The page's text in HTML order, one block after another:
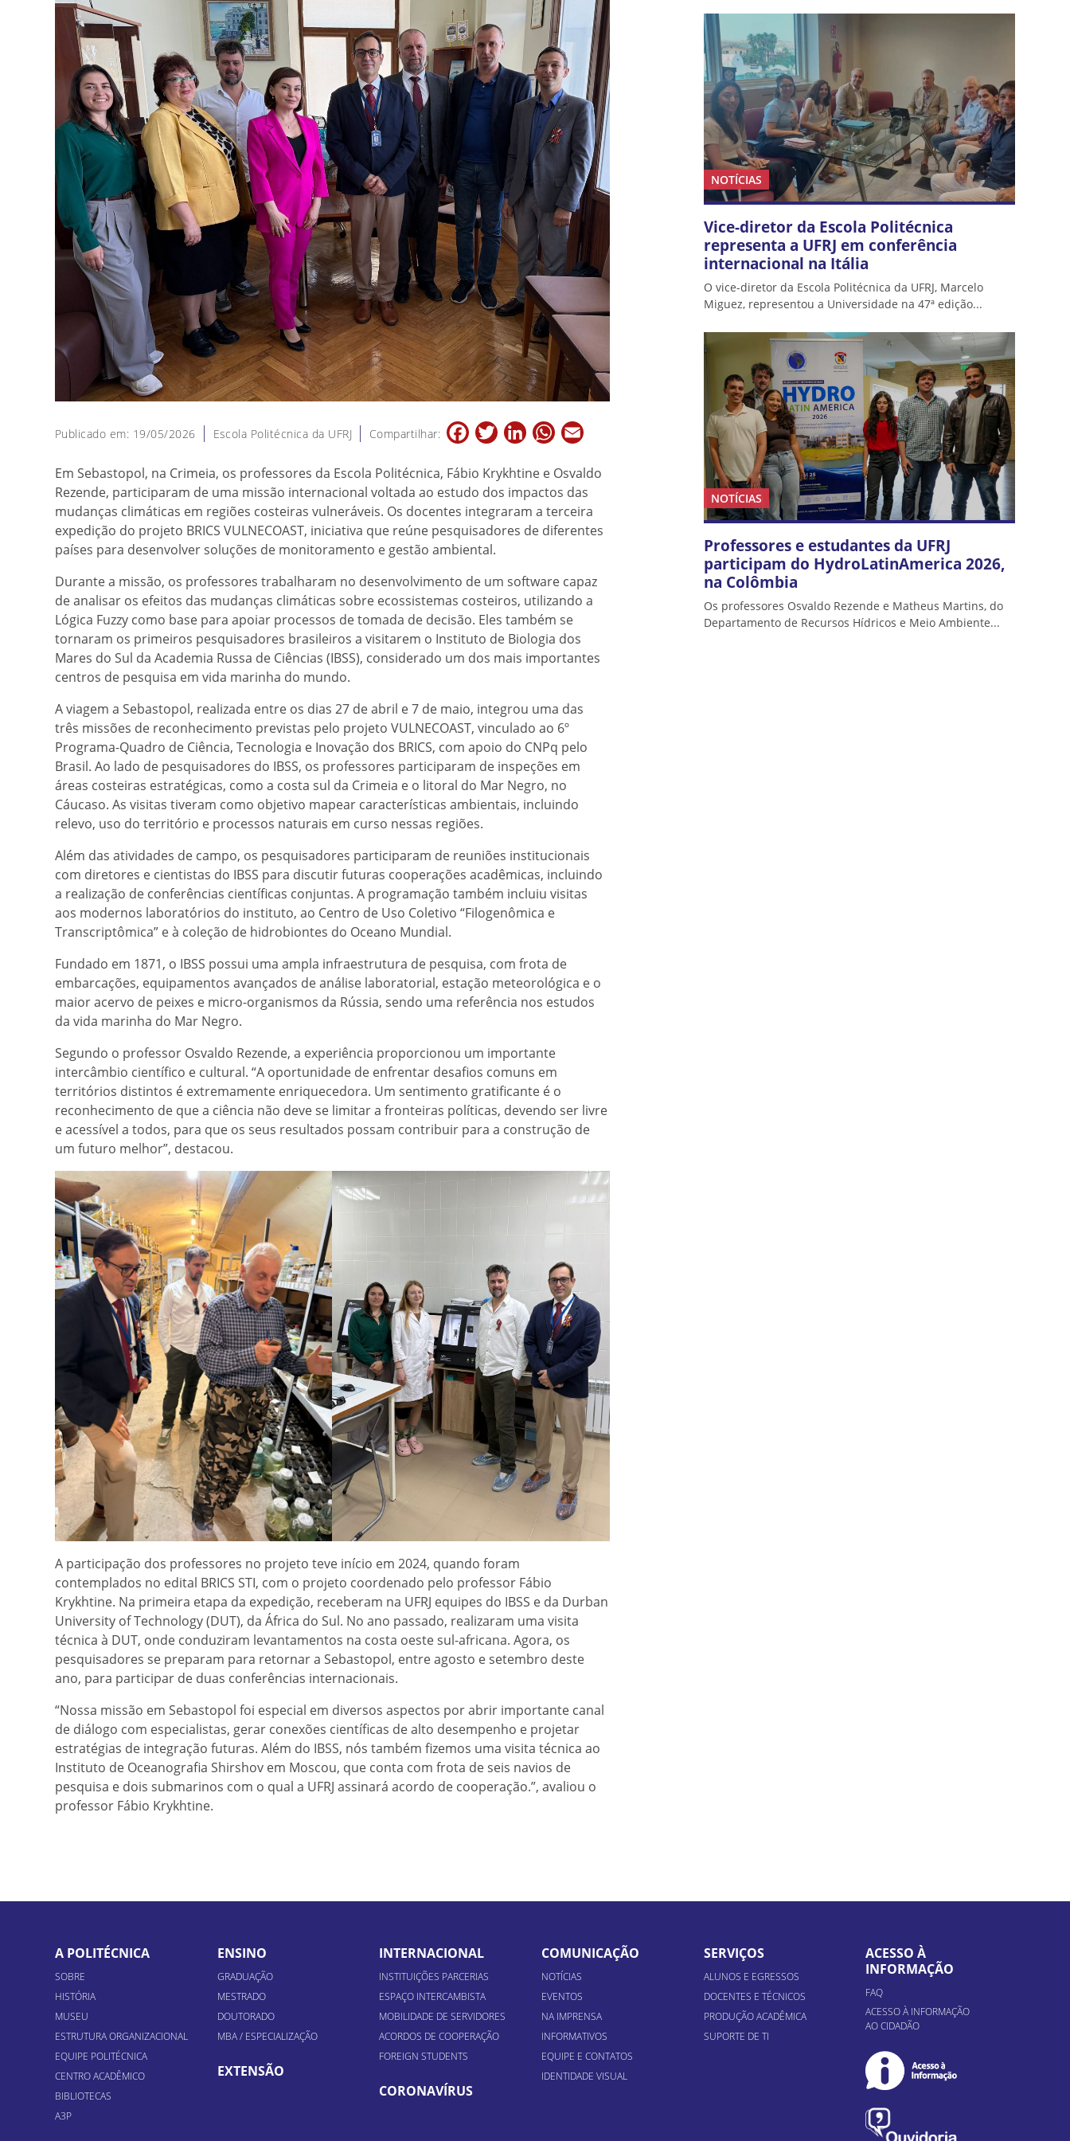
Publicado em: 19/05/2026 Escola Politécnica da UFRJ Compartilhar: FacebookTwitterLinkedInWhatsApp
Em Sebastopol, na Crimeia, os professores da Escola Politécnica, Fábio Krykhtine e Osvaldo
Rezende, participaram de uma missão internacional voltada ao estudo dos impactos das
mudanças climáticas em regiões costeiras vulneráveis. Os docentes integraram a terceira
expedição do projeto BRICS VULNECOAST, iniciativa que reúne pesquisadores de diferentes
países para desenvolver soluções de monitoramento e gestão ambiental.
Durante a missão, os professores trabalharam no desenvolvimento de um software capaz
de analisar os efeitos das mudanças climáticas sobre ecossistemas costeiros, utilizando a
Lógica Fuzzy como base para apoiar processos de tomada de decisão. Eles também se
tornaram os primeiros pesquisadores brasileiros a visitarem o Instituto de Biologia dos
Mares do Sul da Academia Russa de Ciências (IBSS), considerado um dos mais importantes
centros de pesquisa em vida marinha do mundo.
A viagem a Sebastopol, realizada entre os dias 27 de abril e 7 de maio, integrou uma das
três missões de reconhecimento previstas pelo projeto VULNECOAST, vinculado ao 6º
Programa-Quadro de Ciência, Tecnologia e Inovação dos BRICS, com apoio do CNPq pelo
Brasil. Ao lado de pesquisadores do IBSS, os professores participaram de inspeções em
áreas costeiras estratégicas, como a costa sul da Crimeia e o litoral do Mar Negro, no
Cáucaso. As visitas tiveram como objetivo mapear características ambientais, incluindo
relevo, uso do território e processos naturais em curso nessas regiões.
Além das atividades de campo, os pesquisadores participaram de reuniões institucionais
com diretores e cientistas do IBSS para discutir futuras cooperações acadêmicas, incluindo
a realização de conferências científicas conjuntas. A programação também incluiu visitas
aos modernos laboratórios do instituto, ao Centro de Uso Coletivo “Filogenômica e
Transcriptômica” e à coleção de hidrobiontes do Oceano Mundial.
Fundado em 1871, o IBSS possui uma ampla infraestrutura de pesquisa, com frota de
embarcações, equipamentos avançados de análise laboratorial, estação meteorológica e o
maior acervo de peixes e micro-organismos da Rússia, sendo uma referência nos estudos
da vida marinha do Mar Negro.
Segundo o professor Osvaldo Rezende, a experiência proporcionou um importante
intercâmbio científico e cultural. “A oportunidade de enfrentar desafios comuns em
territórios distintos é extremamente enriquecedora. Um sentimento gratificante é o
reconhecimento de que a ciência não deve se limitar a fronteiras políticas, devendo ser livre
e acessível a todos, para que os seus resultados possam contribuir para a construção de
um futuro melhor”, destacou.
A participação dos professores no projeto teve início em 2024, quando foram
contemplados no edital BRICS STI, com o projeto coordenado pelo professor Fábio
Krykhtine. Na primeira etapa da expedição, receberam na UFRJ equipes do IBSS e da Durban
University of Technology (DUT), da África do Sul. No ano passado, realizaram uma visita
técnica à DUT, onde conduziram levantamentos na costa oeste sul-africana. Agora, os
pesquisadores se preparam para retornar a Sebastopol, entre agosto e setembro deste
ano, para participar de duas conferências internacionais.
“Nossa missão em Sebastopol foi especial em diversos aspectos por abrir importante canal
de diálogo com especialistas, gerar conexões científicas de alto desempenho e projetar
estratégias de integração futuras. Além do IBSS, nós também fizemos uma visita técnica ao
Instituto de Oceanografia Shirshov em Moscou, que conta com frota de seis navios de
pesquisa e dois submarinos com o qual a UFRJ assinará acordo de cooperação.”, avaliou o
professor Fábio Krykhtine.
NOTÍCIAS
Vice-diretor da Escola Politécnica
representa a UFRJ em conferência
internacional na Itália
O vice-diretor da Escola Politécnica da UFRJ, Marcelo
Miguez, representou a Universidade na 47ª edição...
NOTÍCIAS
Professores e estudantes da UFRJ
participam do HydroLatinAmerica 2026,
na Colômbia
Os professores Osvaldo Rezende e Matheus Martins, do
Departamento de Recursos Hídricos e Meio Ambiente...
A POLITÉCNICA
SOBRE
HISTÓRIA
MUSEU
ESTRUTURA ORGANIZACIONAL
EQUIPE POLITÉCNICA
CENTRO ACADÊMICO
BIBLIOTECAS
A3P
ENSINO
GRADUAÇÃO
MESTRADO
DOUTORADO
MBA / ESPECIALIZAÇÃO
EXTENSÃO
INTERNACIONAL
INSTITUIÇÕES PARCERIAS
ESPAÇO INTERCAMBISTA
MOBILIDADE DE SERVIDORES
ACORDOS DE COOPERAÇÃO
FOREIGN STUDENTS
CORONAVÍRUS
COMUNICAÇÃO
NOTÍCIAS
EVENTOS
NA IMPRENSA
INFORMATIVOS
EQUIPE E CONTATOS
IDENTIDADE VISUAL
SERVIÇOS
ALUNOS E EGRESSOS
DOCENTES E TÉCNICOS
PRODUÇÃO ACADÊMICA
SUPORTE DE TI
ACESSO À
INFORMAÇÃO
FAQ
ACESSO À INFORMAÇÃO
AO CIDADÃO